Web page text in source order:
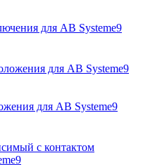
для АВ Systeme9
для АВ Systeme9